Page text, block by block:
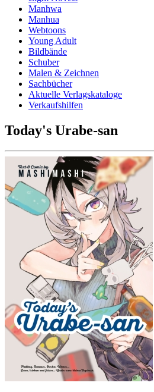
Manhwa
Manhua
Webtoons
Young Adult
Bildbände
Schuber
Malen & Zeichnen
Sachbücher
Aktuelle Verlagskataloge
Verkaufshilfen
Today's Urabe-san